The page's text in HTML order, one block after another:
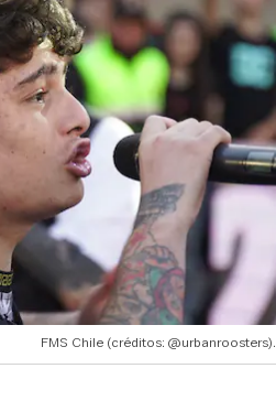
FMS Chile (créditos: @urbanroosters).